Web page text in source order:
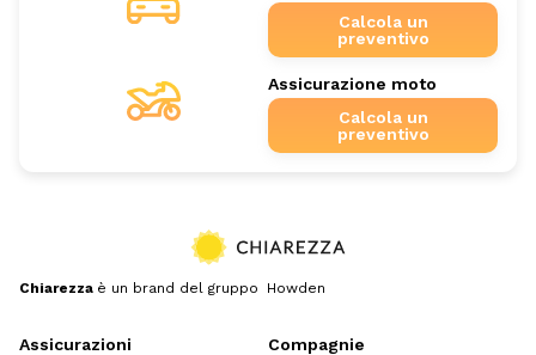
Calcola un
preventivo
Assicurazione moto
Calcola un
preventivo
Chiarezza è un brand del gruppo Howden
Assicurazioni Compagnie